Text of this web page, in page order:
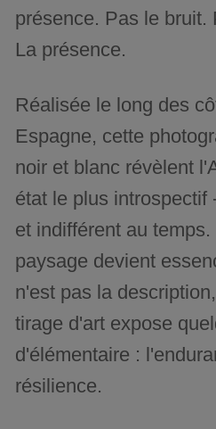
présence. Pas le bruit.
La présence.
Réalisée le long des
Espagne, cette
noir et blanc révèlent
état le plus introspectif
et indifférent au
paysage devient
n'est pas la
tirage d'art expose
d'élémentaire :
résilience.